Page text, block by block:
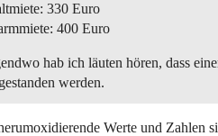
330 Euro
400 Euro
hab ich läuten hören, dass
werden.
Werte und Zahlen